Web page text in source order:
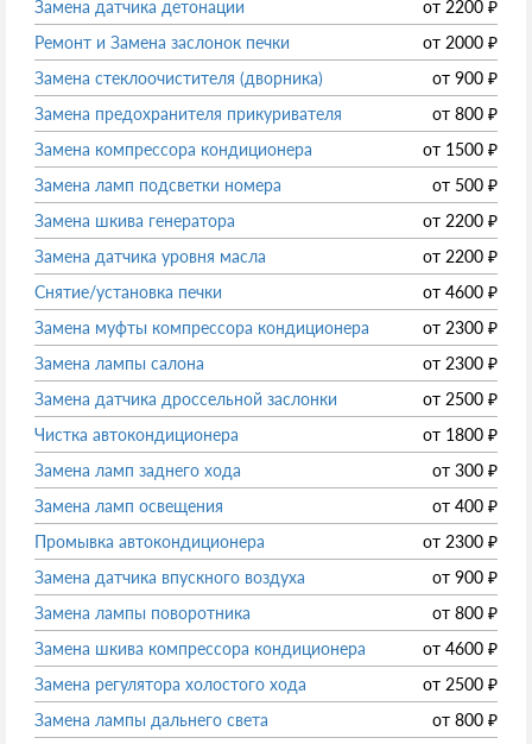
Замена датчика детонации от 2200 ₽
Ремонт и Замена заслонок печки
от 2000 ₽
Замена стеклоочистителя (дворника)
от 900 ₽
Замена предохранителя прикуривателя
от 800 ₽
Замена компрессора кондиционера
от 1500 ₽
Замена ламп подсветки номера
от 500 ₽
Замена шкива генератора
от 2200 ₽
Замена датчика уровня масла
от 2200 ₽
Снятие/установка печки
от 4600 ₽
Замена муфты компрессора кондиционера
от 2300 ₽
Замена лампы салона
от 2300 ₽
Замена датчика дроссельной заслонки
от 2500 ₽
Чистка автокондиционера
от 1800 ₽
Замена ламп заднего хода
от 300 ₽
Замена ламп освещения
от 400 ₽
Промывка автокондиционера
от 2300 ₽
Замена датчика впускного воздуха
от 900 ₽
Замена лампы поворотника
от 800 ₽
Замена шкива компрессора кондиционера
от 4600 ₽
Замена регулятора холостого хода
от 2500 ₽
Замена лампы дальнего света
от 800 ₽